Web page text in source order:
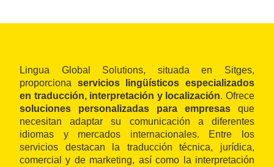
Lingua Global Solutions, situada en Sitges,
proporciona servicios lingüísticos especializados
en traducción, interpretación y localización. Ofrece
soluciones personalizadas para empresas que
necesitan adaptar su comunicación a diferentes
idiomas y mercados internacionales. Entre los
servicios destacan la traducción técnica, jurídica,
comercial y de marketing, así como la interpretación